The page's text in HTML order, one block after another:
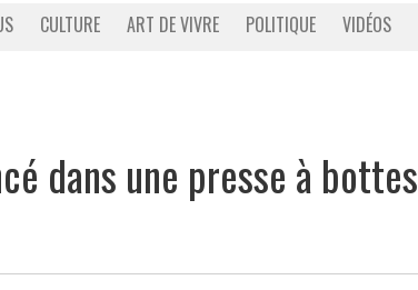
CULTURE ART DE VIVRE POLITIQUE VIDÉOS
dans une presse à bottes